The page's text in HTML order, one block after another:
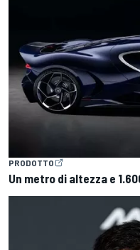
PRODOTTO
Un metro di altezza e